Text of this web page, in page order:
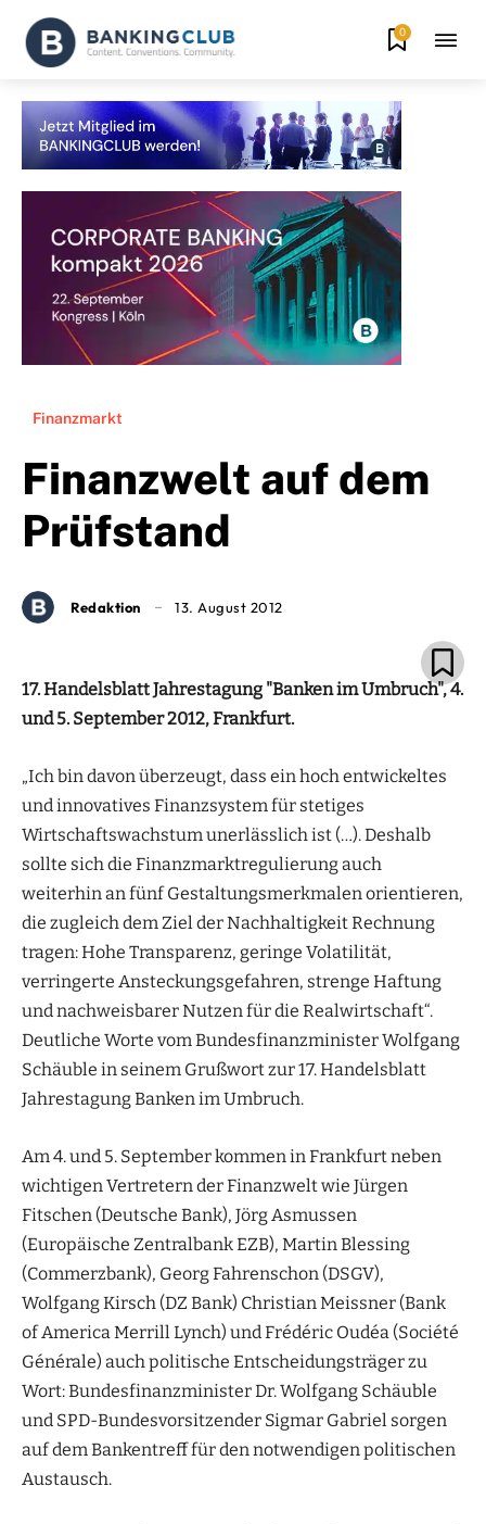
0
Finanzmarkt
Finanzwelt auf dem
Prüfstand
Redaktion 13. August 2012
17. Handelsblatt Jahrestagung "Banken im Umbruch", 4.
und 5. September 2012, Frankfurt.
„Ich bin davon überzeugt, dass ein hoch entwickeltes
und innovatives Finanzsystem für stetiges
Wirtschaftswachstum unerlässlich ist (…). Deshalb
sollte sich die Finanzmarktregulierung auch
weiterhin an fünf Gestaltungsmerkmalen orientieren,
die zugleich dem Ziel der Nachhaltigkeit Rechnung
tragen: Hohe Transparenz, geringe Volatilität,
verringerte Ansteckungsgefahren, strenge Haftung
und nachweisbarer Nutzen für die Realwirtschaft“.
Deutliche Worte vom Bundesfinanzminister Wolfgang
Schäuble in seinem Grußwort zur 17. Handelsblatt
Jahrestagung Banken im Umbruch.
Am 4. und 5. September kommen in Frankfurt neben
wichtigen Vertretern der Finanzwelt wie Jürgen
Fitschen (Deutsche Bank), Jörg Asmussen
(Europäische Zentralbank EZB), Martin Blessing
(Commerzbank), Georg Fahrenschon (DSGV),
Wolfgang Kirsch (DZ Bank) Christian Meissner (Bank
of America Merrill Lynch) und Frédéric Oudéa (Société
Générale) auch politische Entscheidungsträger zu
Wort: Bundesfinanzminister Dr. Wolfgang Schäuble
und SPD-Bundesvorsitzender Sigmar Gabriel sorgen
auf dem Bankentreff für den notwendigen politischen
Austausch.